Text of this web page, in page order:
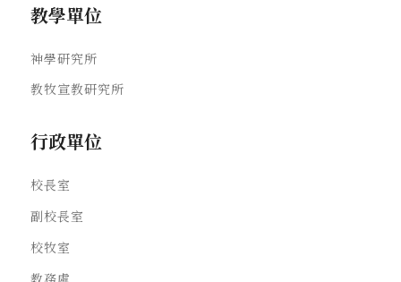
教學單位
神學研究所
教牧宣教研究所
行政單位
校長室
副校長室
校牧室
教務處